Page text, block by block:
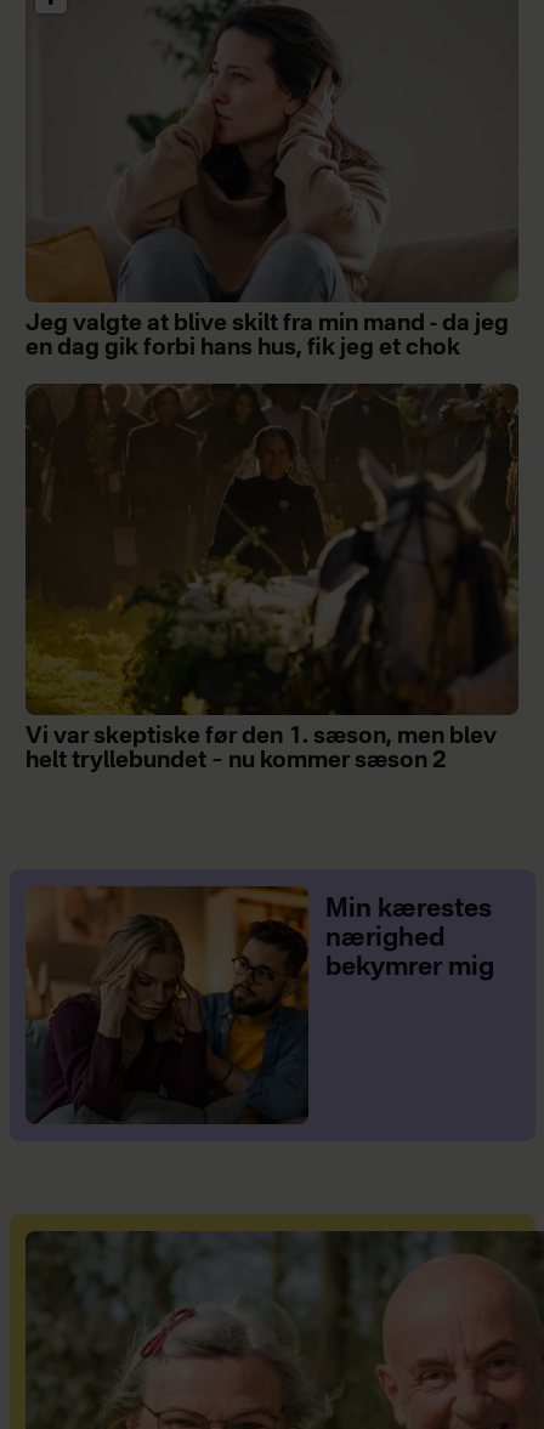
Jeg valgte at blive skilt fra min mand - da jeg
en dag gik forbi hans hus, fik jeg et chok
Vi var skeptiske før den 1. sæson, men blev
helt tryllebundet – nu kommer sæson 2
Min kærestes
nærighed
bekymrer mig